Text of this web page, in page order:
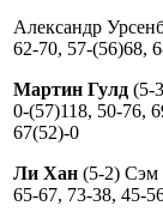
Александр
62-70, 57-(56)68,
Мартин Гулд (5-
0-(57)118, 50-76,
67(52)-0
Ли Хан (5-2) Сэм
65-67, 73-38, 45-